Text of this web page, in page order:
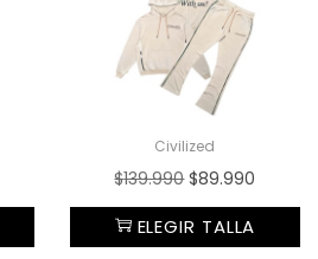
Civilized
$139.990 $89.990
ELEGIR TALLA